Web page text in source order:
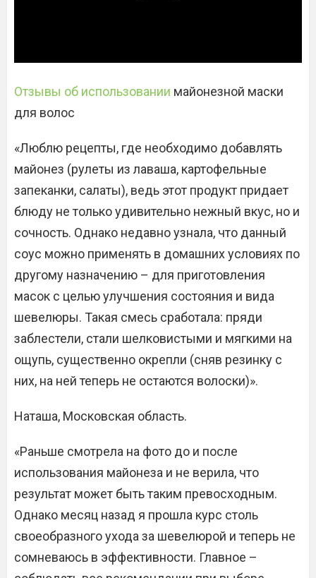
Отзывы об использовании майонезной маски
для волос
«Люблю рецепты, где необходимо добавлять
майонез (рулеты из лаваша, картофельные
запеканки, салаты), ведь этот продукт придает
блюду не только удивительно нежный вкус, но и
сочность. Однако недавно узнала, что данный
соус можно применять в домашних условиях по
другому назначению – для приготовления
масок с целью улучшения состояния и вида
шевелюры. Такая смесь сработала: пряди
заблестели, стали шелковистыми и мягкими на
ощупь, существенно окрепли (сняв резинку с
них, на ней теперь не остаются волоски)».
Наташа, Московская область.
«Раньше смотрела на фото до и после
использования майонеза и не верила, что
результат может быть таким превосходным.
Однако месяц назад я прошла курс столь
своеобразного ухода за шевелюрой и теперь не
сомневаюсь в эффективности. Главное –